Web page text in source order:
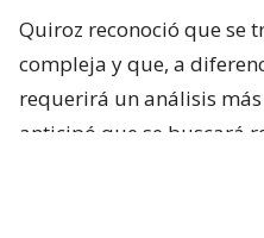
Quiroz reconoció que se
compleja y que, a
requerirá un análisis más
anticipó que se buscará